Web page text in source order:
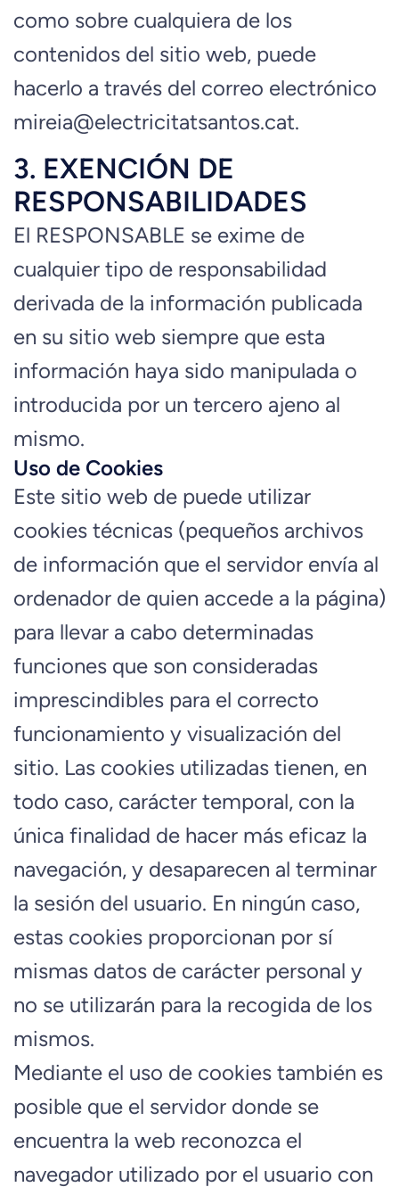
como sobre cualquiera de los
contenidos del sitio web, puede
hacerlo a través del correo electrónico
mireia@electricitatsantos.cat.
3. EXENCIÓN DE
RESPONSABILIDADES
El RESPONSABLE se exime de
cualquier tipo de responsabilidad
derivada de la información publicada
en su sitio web siempre que esta
información haya sido manipulada o
introducida por un tercero ajeno al
mismo.
Uso de Cookies
Este sitio web de puede utilizar
cookies técnicas (pequeños archivos
de información que el servidor envía al
ordenador de quien accede a la página)
para llevar a cabo determinadas
funciones que son consideradas
imprescindibles para el correcto
funcionamiento y visualización del
sitio. Las cookies utilizadas tienen, en
todo caso, carácter temporal, con la
única finalidad de hacer más eficaz la
navegación, y desaparecen al terminar
la sesión del usuario. En ningún caso,
estas cookies proporcionan por sí
mismas datos de carácter personal y
no se utilizarán para la recogida de los
mismos.
Mediante el uso de cookies también es
posible que el servidor donde se
encuentra la web reconozca el
navegador utilizado por el usuario con